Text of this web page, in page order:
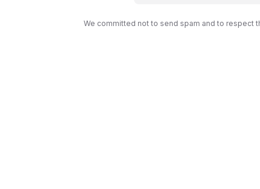
We committed not to send spam and to respect